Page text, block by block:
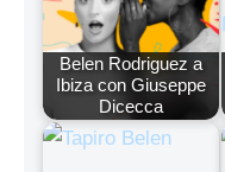
Belen Rodriguez a
Ibiza con Giuseppe
Dicecca